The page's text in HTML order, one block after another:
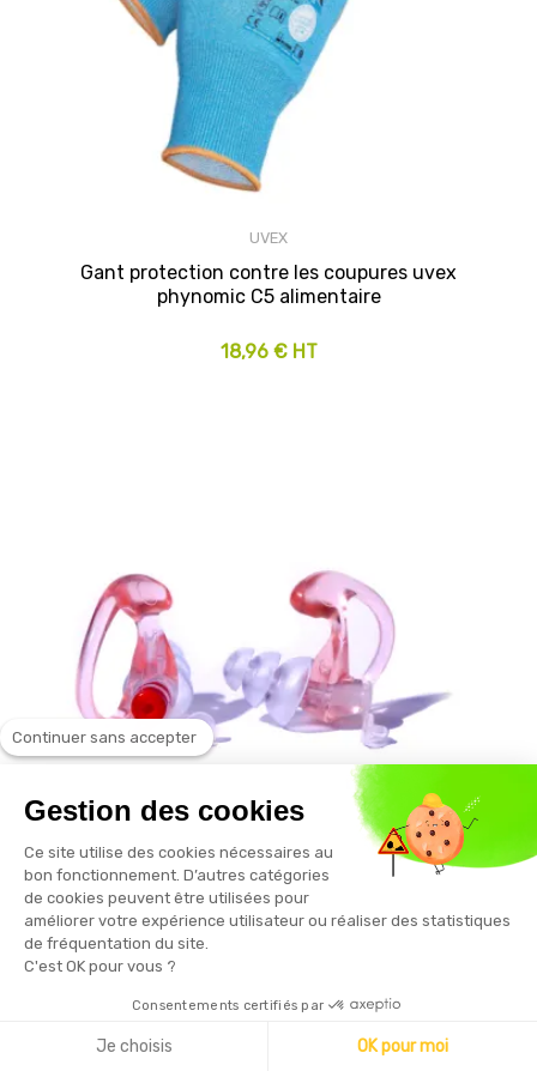
UVEX
Gant protection contre les coupures uvex
phynomic C5 alimentaire
18,96 € HT
ALVIS AUDIO
Protection auditive bouchon antibruit ALVIS
36,00 € HT
Continuer sans accepter
Gestion des cookies
Ce site utilise des cookies nécessaires au
bon fonctionnement. D’autres catégories
de cookies peuvent être utilisées pour
améliorer votre expérience utilisateur ou réaliser des statistiques
de fréquentation du site.
C'est OK pour vous ?
Consentements certifiés par
Je choisis OK pour moi